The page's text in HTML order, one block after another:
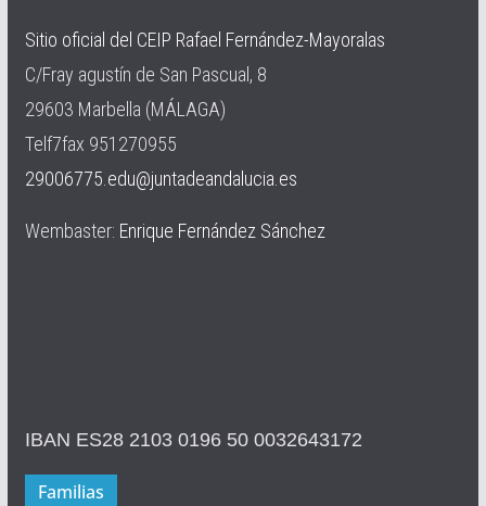
Sitio oficial del CEIP Rafael Fernández-Mayoralas
C/Fray agustín de San Pascual, 8
29603 Marbella (MÁLAGA)
Telf7fax 951270955
29006775.edu@juntadeandalucia.es
Wembaster: Enrique Fernández Sánchez
IBAN ES28 2103 0196 50 0032643172
Familias